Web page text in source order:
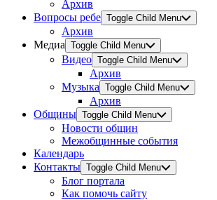
Архив
Вопросы ребе Toggle Child Menu
Архив
Медиа Toggle Child Menu
Видео Toggle Child Menu
Архив
Музыка Toggle Child Menu
Архив
Общины Toggle Child Menu
Новости общин
Межобщинные события
Календарь
Контакты Toggle Child Menu
Блог портала
Как помочь сайту